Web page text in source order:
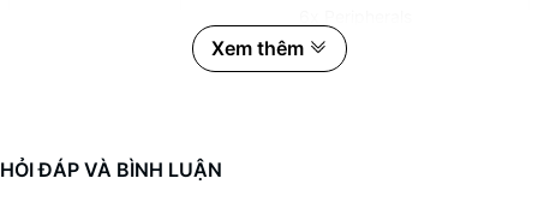
Cáp
1x 24-pin ATX power (length:610mm, Nylon
sleeving)
3x PCIe (6+2 pin) (length:675 +75mm,
Xem thêm
HỎI ĐÁP VÀ BÌNH LUẬN